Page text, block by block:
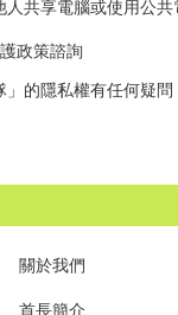
共享電腦或使用公
政策諮詢
的隱私權有任何疑問
關於我們
首長簡介